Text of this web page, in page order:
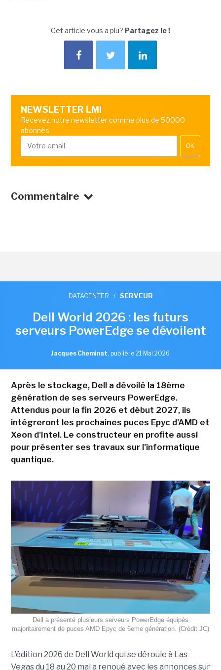
Cet article vous a plu? Partagez le !
NEWSLETTER LMI
Recevez notre newsletter comme plus de 50000
abonnés
OK
Commentaire
DATACENTER / SERVEUR
Dell World 2026 : les futurs
serveurs PowerEdge se dévoilent
Jacques Cheminat, publié le 21 Mai 2026
Après le stockage, Dell a dévoilé la 18ème
génération de ses serveurs PowerEdge.
Attendus pour la fin 2026 et début 2027, ils
intégreront les prochaines puces Epyc d'AMD et
Xeon d'Intel. Le constructeur en profite aussi
pour présenter ses travaux sur l'informatique
quantique.
Dell a présenté plusieurs serveurs PowerEdge équipés
majoritairement de puces AMD Epyc de 6eme génération. (Crédit JC)
L’édition 2026 de Dell World qui se déroule à Las
Vegas du 18 au 20 mai a renoué avec les annonces sur